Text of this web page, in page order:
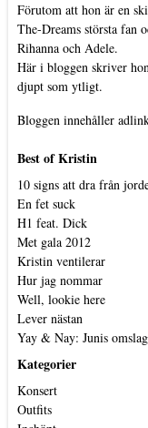
Förutom att hon är en
The-Dreams största fan
Rihanna och Adele.
Här i bloggen skriver
djupt som ytligt.
Bloggen innehåller
Best of Kristin
10 signs att dra från
En fet suck
H1 feat. Dick
Met gala 2012
Kristin ventilerar
Hur jag nommar
Well, lookie here
Lever nästan
Yay & Nay: Junis omslag
Kategorier
Konsert
Outfits